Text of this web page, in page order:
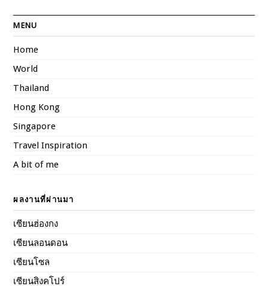
MENU
Home
World
Thailand
Hong Kong
Singapore
Travel Inspiration
A bit of me
ผลงานที่ผ่านมา
เซียนฮ่องกง
เซียนลอนดอน
เซียนโซล
เซียนสิงคโปร์